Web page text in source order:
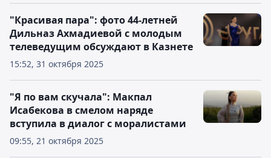
15:52, 31 октября 2025
"Красивая пара": фото 44-летней
Дильназ Ахмадиевой с молодым
телеведущим обсуждают в Казнете
09:55, 21 октября 2025
"Я по вам скучала": Макпал
Исабекова в смелом наряде
вступила в диалог с моралистами